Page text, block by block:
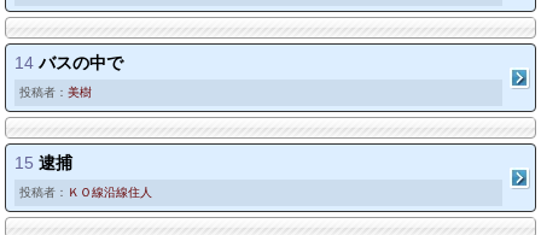
14 バスの中で
投稿者： 美樹
15 逮捕
投稿者： ＫＯ線沿線住人